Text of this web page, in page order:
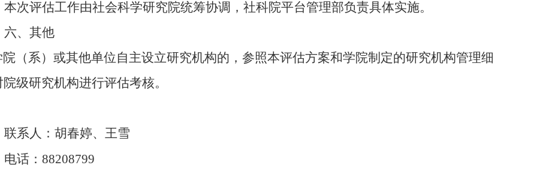
本次评估工作由社会科学研究院统筹协调，社科院平台管理部负责具体实施。
六、 其他
院（系）或其他单位自主设立研究机构的 ， 参照本评估方案和学院制定的研究机构管理细
级研究机构进行评估考核。
联系人： 胡春婷、王雪
电话：88208799